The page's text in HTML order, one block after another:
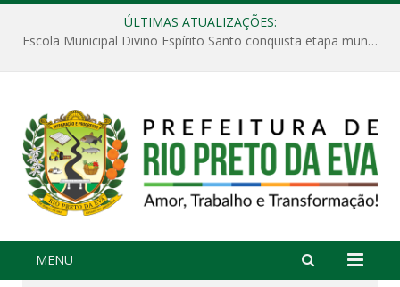
ÚLTIMAS ATUALIZAÇÕES:
Escola Municipal Divino Espírito Santo conquista etapa municipal da V Feira Amazonense de Matemática
MENU